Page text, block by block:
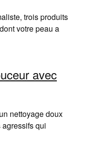
trois produits
votre peau a
avec
nettoyage doux
qui